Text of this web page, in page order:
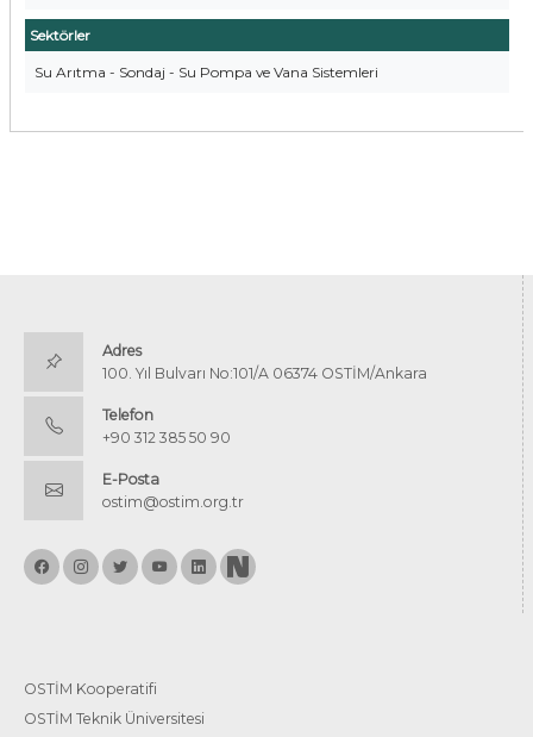
Sektörler
Su Arıtma - Sondaj - Su Pompa ve Vana Sistemleri
Adres
100. Yıl Bulvarı No:101/A 06374 OSTİM/Ankara
Telefon
+90 312 385 50 90
E-Posta
ostim@ostim.org.tr
OSTİM Kooperatifi
OSTİM Teknik Üniversitesi